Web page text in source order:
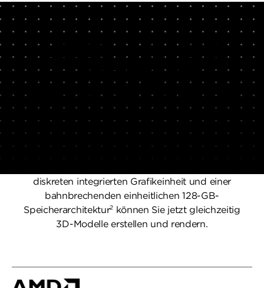
Bahnbrechende
Leistungauf
höchstem Niveau
Bewältigen Sie mit einem AMD Ryzen™ KI-
1
diskreten integrierten Grafikeinheit und einer
bahnbrechenden einheitlichen 128-GB-
Speicherarchitektur2können Sie jetzt gleichzeitig
3D-Modelle erstellen und rendern.